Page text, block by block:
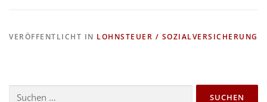
VERÖFFENTLICHT IN LOHNSTEUER / SOZIALVERSICHERUNG